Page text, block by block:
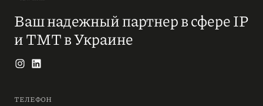
Ваш надежный партнер в сфере IP
и ТМТ в Украине
ТЕЛЕФОН